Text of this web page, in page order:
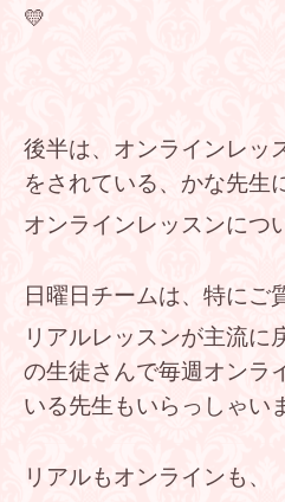
💛
後半は、オンラインレッ
をされている、かな先生
オンラインレッスンにつ
日曜日チームは、特にご
リアルレッスンが主流に
の生徒さんで毎週オンラ
いる先生もいらっしゃい
リアルもオンラインも、